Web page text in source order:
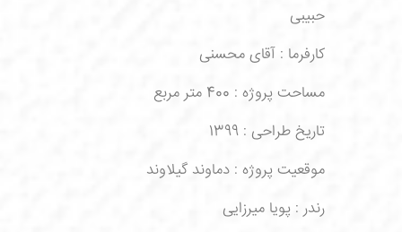
حبیبی
کارفرما : آقای محسنی
مساحت پروژه : 400 متر مربع
تاریخ طراحی : 1399
موقعیت پروژه : دماوند گیلاوند
رندر : پویا میرزایی